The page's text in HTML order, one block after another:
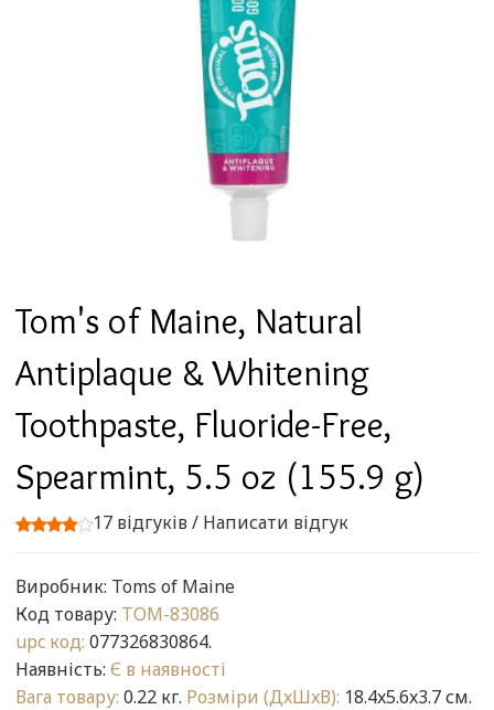
Tom's of Maine, Natural
Antiplaque & Whitening
Toothpaste, Fluoride-Free,
Spearmint, 5.5 oz (155.9 g)
17 відгуків/ Написати відгук
Виробник: Toms of Maine
Код товару: TOM-83086
upc код: 077326830864.
Наявність: Є в наявності
Вага товару: 0.22 кг. Розміри (ДxШxВ): 18.4x5.6x3.7 см.